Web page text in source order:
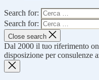
Search for:
Search for:
Close search
Dal 2000 il tuo riferimento
disposizione per consulenze